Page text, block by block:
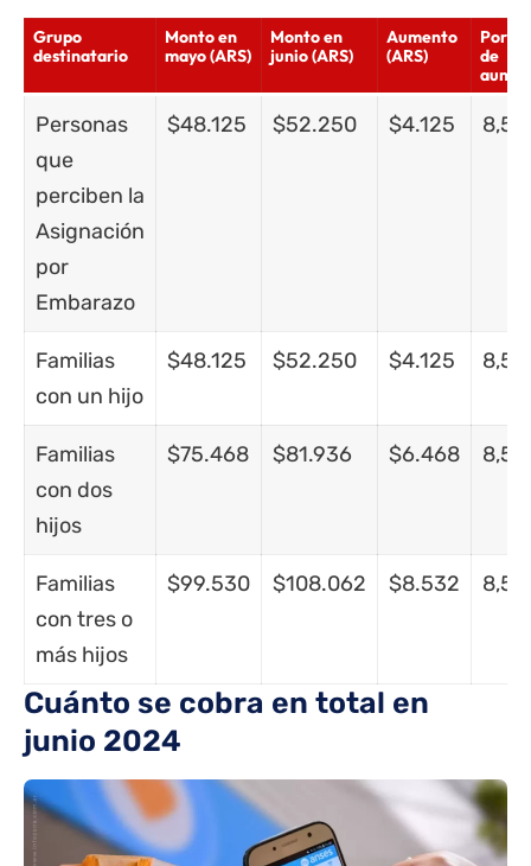
Grupo
destinatario
Monto en
mayo (ARS)
Monto en
junio (ARS)
Aumento
(ARS)
de
Personas
que
perciben la
Asignación
por
Embarazo
$48.125 $52.250 $4.125
Familias
con un hijo
$48.125 $52.250 $4.125
Familias
con dos
hijos
$75.468 $81.936 $6.468
Familias
con tres o
más hijos
$99.530 $108.062 $8.532
Cuánto se cobra en total en
junio 2024